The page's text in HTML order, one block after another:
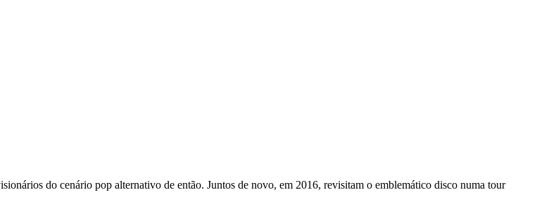
do cenário pop alternativo de então. Juntos de novo, em 2016, revisitam o emblemático disco numa tour